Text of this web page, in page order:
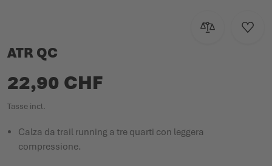
Aggiungi al
ATR QC
22,90 CHF
Tasse incl.
Calza da trail running a tre quarti con leggera
compressione.